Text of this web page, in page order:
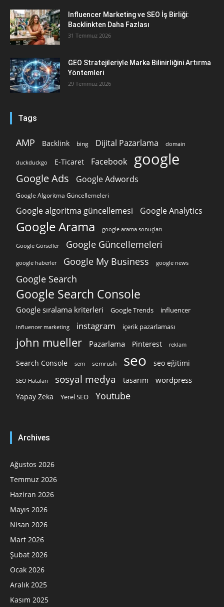
Influencer Marketing ve SEO İş Birliği:
Backlinkten Daha Fazlası
31 Temmuz 2026
GEO Stratejileriyle Marka Bilinirliğini Artırma
Yöntemleri
29 Temmuz 2026
Tags
AMP Backlink bing Dijital Pazarlama domain
duckduckgo E-Ticaret Facebook google
Google Ads Google Adwords
Google Algoritma Güncellemeleri
Google algoritma güncellemesi Google Analytics
Google Arama google arama sonuçları
Google Görseller Google Güncellemeleri
google haberler Google My Business google news
Google Search
Google Search Console
Google sıralama kriterleri Google Trends influencer
influencer marketing instagram içerik pazarlaması
john mueller Pazarlama Pinterest reklam
Search Console sem semrush seo seo eğitimi
SEO Hataları sosyal medya tasarım wordpress
Yapay Zeka Yerel SEO Youtube
Archives
Ağustos 2026
Temmuz 2026
Haziran 2026
Mayıs 2026
Nisan 2026
Mart 2026
Şubat 2026
Ocak 2026
Aralık 2025
Kasım 2025